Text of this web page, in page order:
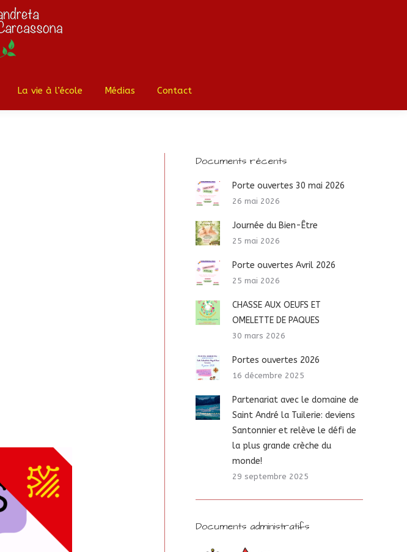
La vie à l’école Médias Contact
Documents récents
Porte ouvertes 30 mai 2026
26 mai 2026
Journée du Bien-Être
25 mai 2026
Porte ouvertes Avril 2026
25 mai 2026
CHASSE AUX OEUFS ET
OMELETTE DE PAQUES
30 mars 2026
Portes ouvertes 2026
16 décembre 2025
Partenariat avec le domaine de
Saint André la Tuilerie: deviens
Santonnier et relève le défi de
la plus grande crèche du
monde!
29 septembre 2025
Documents administratifs
La Calandreta